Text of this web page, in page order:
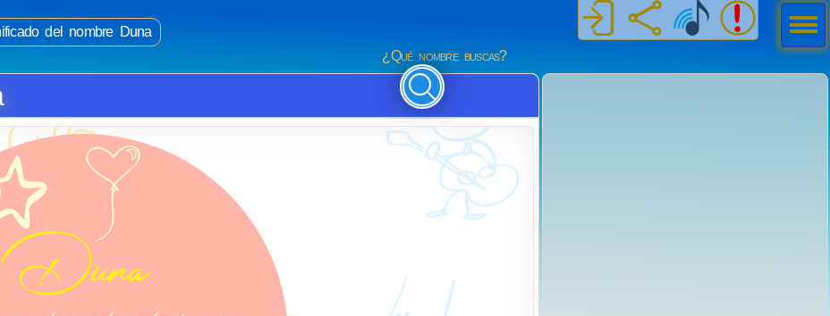
del nombre Duna
¿Qué nombre buscas?
Men
ú